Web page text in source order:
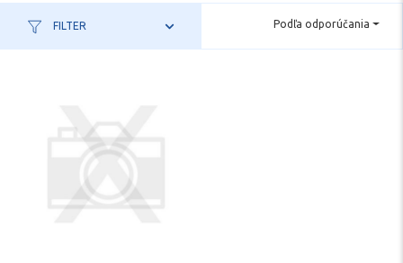
FILTER Podľa odporúčania